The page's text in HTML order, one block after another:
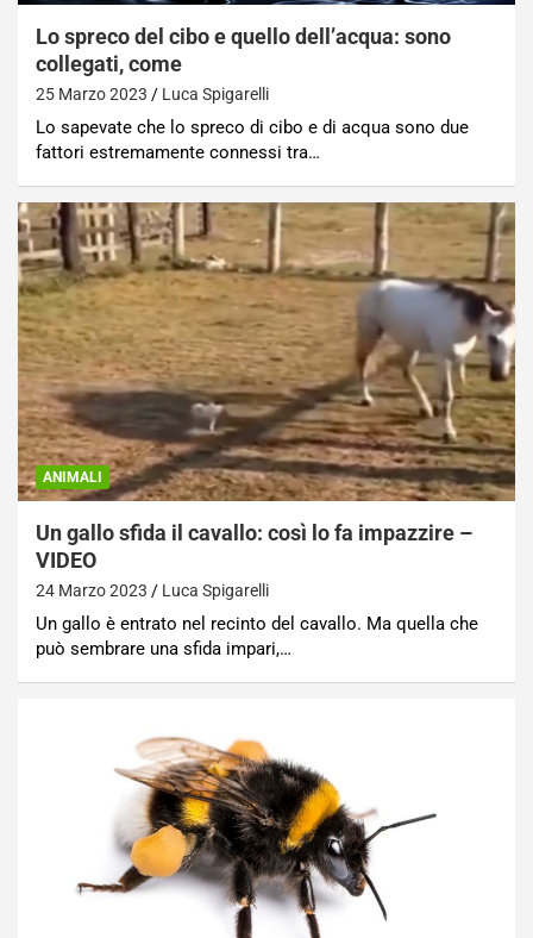
Lo spreco del cibo e quello dell’acqua: sono
collegati, come
25 Marzo 2023 Luca Spigarelli
Lo sapevate che lo spreco di cibo e di acqua sono due
fattori estremamente connessi tra…
ANIMALI
Un gallo sfida il cavallo: così lo fa impazzire –
VIDEO
24 Marzo 2023 Luca Spigarelli
Un gallo è entrato nel recinto del cavallo. Ma quella che
può sembrare una sfida impari,…